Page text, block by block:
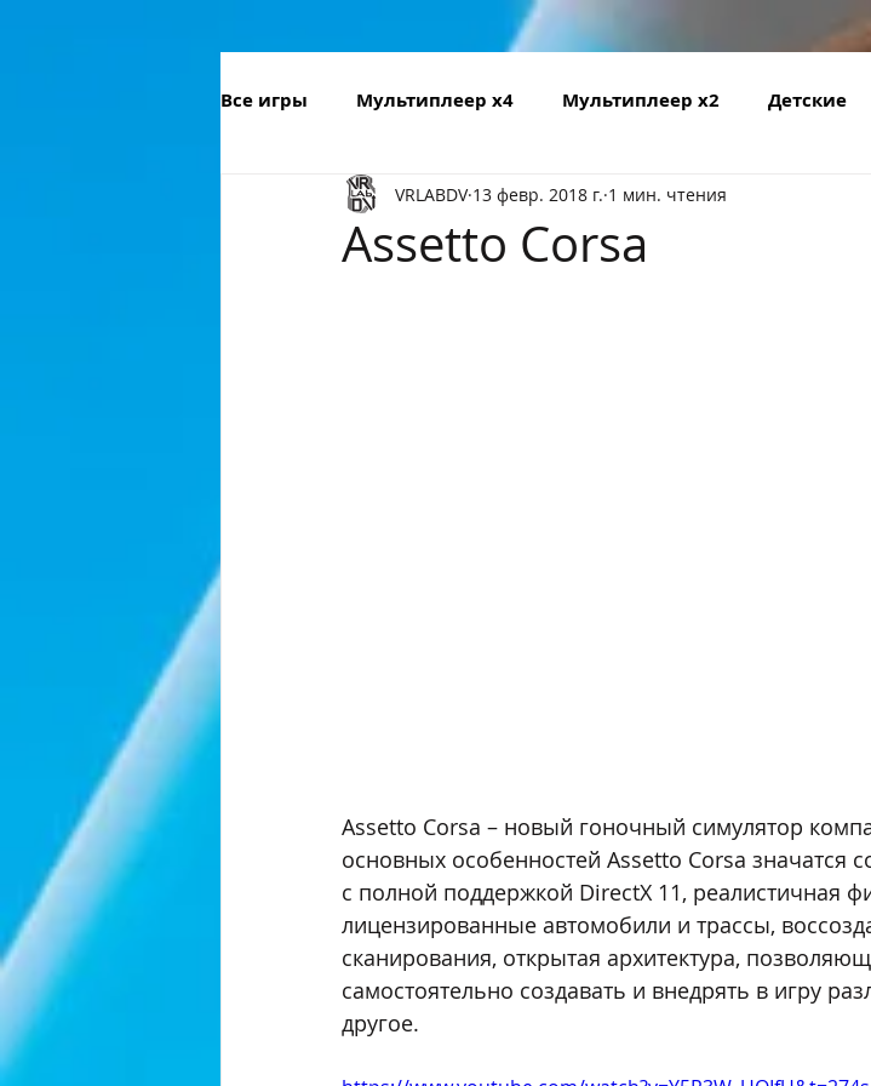
Все игры Мультиплеер х4 Мультиплеер х2 Детские
Головоломки Автосимуляторы Фитнес
Assetto Corsa
VRLABDV 13 февр. 2018 г. 1 мин. чтения
Assetto Corsa – новый гоночный симулятор
основных особенностей Assetto Corsa значатся
с полной поддержкой DirectX 11, реалистичная
лицензированные автомобили и трассы,
сканирования, открытая архитектура,
самостоятельно создавать и внедрять в игру
другое.